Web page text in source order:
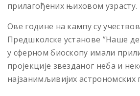
прилагођених њиховом узрасту.
Ове године на кампу су
Предшколске установе ”Наше
у сферном биоскопу имали
пројекције звезданог неба и
најзанимљивијих астрономских